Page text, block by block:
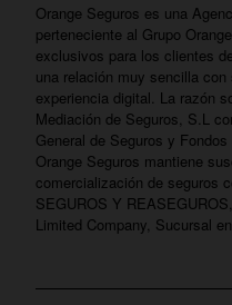
Orange Seguros es una
perteneciente al Grupo
exclusivos para los clientes
una relación muy sencilla
experiencia digital. La razón
Mediación de Seguros, S.L
General de Seguros y
Orange Seguros mantiene
comercialización de seguros
SEGUROS Y
Limited Company, Sucursal